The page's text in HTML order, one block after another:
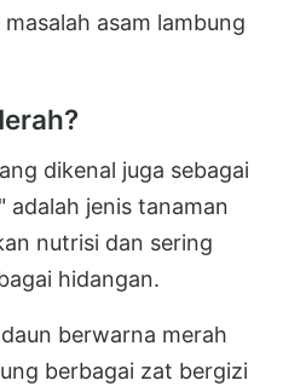
asam lambung
dikenal juga sebagai
adalah jenis tanaman
nutrisi dan sering
hidangan.
berwarna merah
berbagai zat bergizi